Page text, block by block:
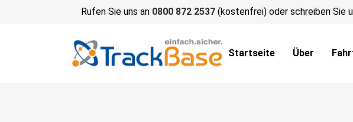
Rufen Sie uns an 0800 872 2537 (kostenfrei) oder schreiben Sie
Startseite Über